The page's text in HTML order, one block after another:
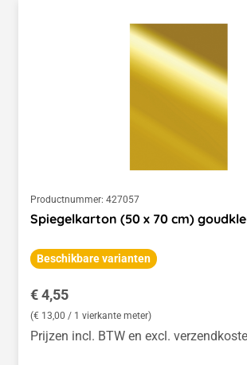
Productnummer: 427057
Spiegelkarton (50 x 70 cm)
Beschikbare varianten
Normale prijs:
€ 4,55
(€ 13,00 / 1 vierkante meter)
Prijzen incl. BTW en excl.